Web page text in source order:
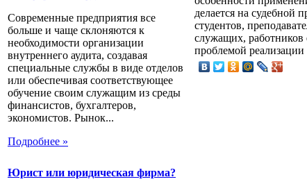
Современные предприятия все
больше и чаще склоняются к
необходимости организации
внутреннего аудита, создавая
специальные службы в виде отделов
или обеспечивая соответствующее
обучение своим служащим из среды
финансистов, бухгалтеров,
экономистов. Рынок...
Подробнее »
Юрист или юридическая фирма?
делается на судебной
студентов,
служащих,
проблемой